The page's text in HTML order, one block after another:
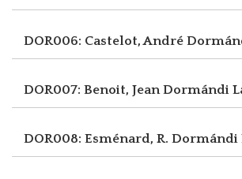
DOR006: Castelot, André
DOR007: Benoit, JeanDormándi
DOR008: Esménard, R. Dormándi